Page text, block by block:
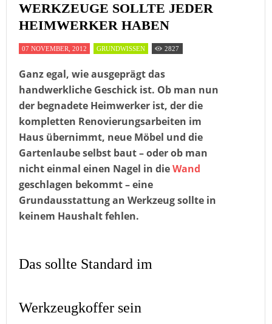
WERKZEUGE SOLLTE JEDER
HEIMWERKER HABEN
07 NOVEMBER, 2012 GRUNDWISSEN 2827
Ganz egal, wie ausgeprägt das
handwerkliche Geschick ist. Ob man nun
der begnadete Heimwerker ist, der die
kompletten Renovierungsarbeiten im
Haus übernimmt, neue Möbel und die
Gartenlaube selbst baut – oder ob man
nicht einmal einen Nagel in dieWand
geschlagen bekommt – eine
Grundausstattung an Werkzeug sollte in
keinem Haushalt fehlen.
Das sollte Standard im
Werkzeugkoffer sein